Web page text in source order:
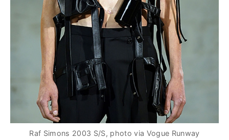
Raf Simons 2003 S/S, photo via Vogue Runway